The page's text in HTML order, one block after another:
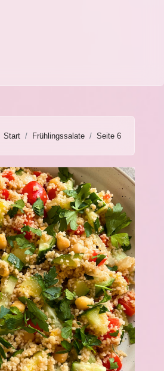
Start Frühlingssalate Seite 6